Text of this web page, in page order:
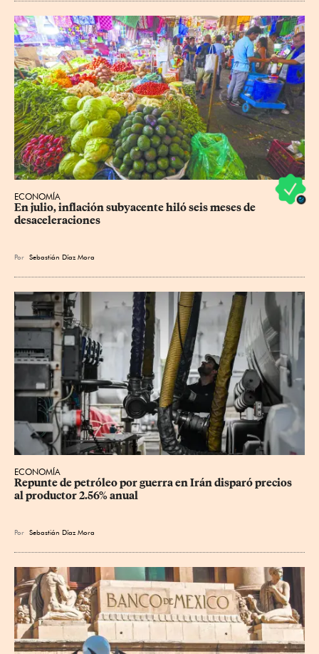
ECONOMÍA
En julio, inflación subyacente hiló seis meses de
desaceleraciones
Por Sebastián Díaz Mora
ECONOMÍA
Repunte de petróleo por guerra en Irán disparó precios
al productor 2.56% anual
Por Sebastián Díaz Mora